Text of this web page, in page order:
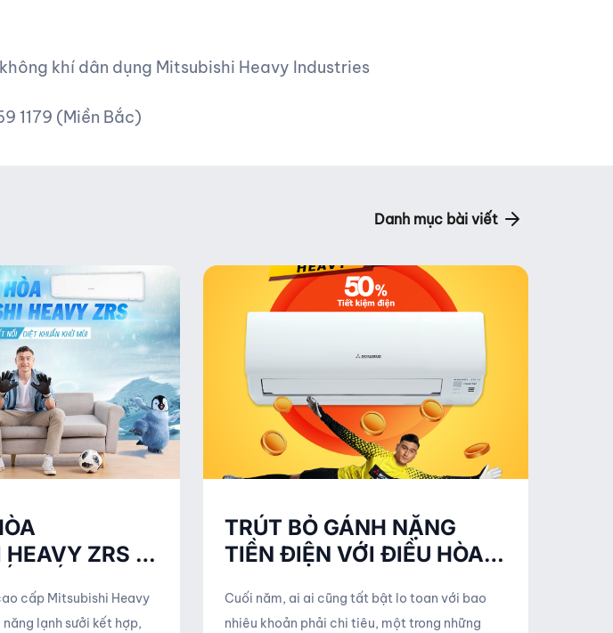
khí dân dụng Mitsubishi Heavy Industries
1179 (Miền Bắc)
Danh mục bài viết
ZRS 2
cấp Mitsubishi Heavy
lạnh sưởi kết hợp,
TRÚT BỎ GÁNH NẶNG
TIỀN ĐIỆN VỚI ĐIỀU HÒA
Cuối năm, ai ai cũng tất bật lo toan với bao
nhiêu khoản phải chi tiêu, một trong những